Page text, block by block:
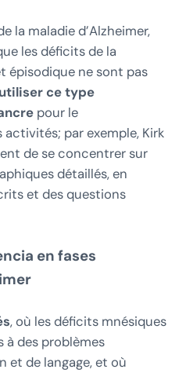
la maladie d’Alzheimer,
les déficits de la
épisodique ne sont pas
utiliser ce type
pour le
par exemple, Kirk
de se concentrer sur
détaillés, en
et des questions
en fases
, où les déficits mnésiques
à des problèmes
et de langage, et où